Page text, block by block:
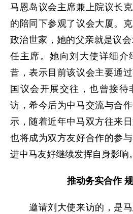
马恩岛议会主席兼上院议长
的陪同下参观了议会大厦。
政治世家，她的父亲就是议
任主席。她向刘大使详细介
昔，表示目前该议会主要通
国议会开展交往，也曾接待
访，希今后为中马交流与合
示，随着近年中马双方往来
也将成为双方友好合作的参
进中马友好继续发挥自身影响。
推动务实合作
邀请刘大使来访的，是马